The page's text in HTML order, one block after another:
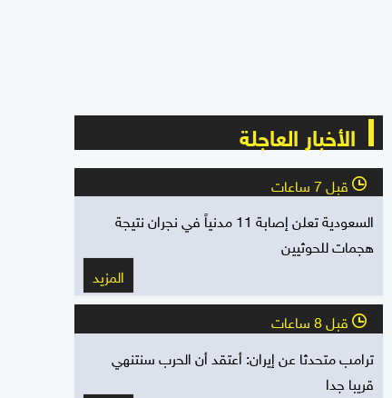
الأخبار العاجلة
l قبل 7 ساعات
السعودية تعلن إصابة 11 مدنياً في نجران نتيجة
هجمات للحوثيين
المزيد
l قبل 8 ساعات
ترامب متحدثا عن إيران: أعتقد أن الحرب سنتنهي
قريبا جدا